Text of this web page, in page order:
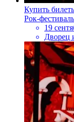
Купить
Рок-
19
Дворец